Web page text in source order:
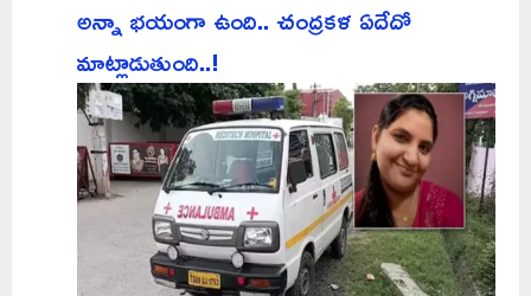
అన్నా భయంగా ఉంది.. చంద్రకళ ఏదేదో
మాట్లాడుతుంది..!